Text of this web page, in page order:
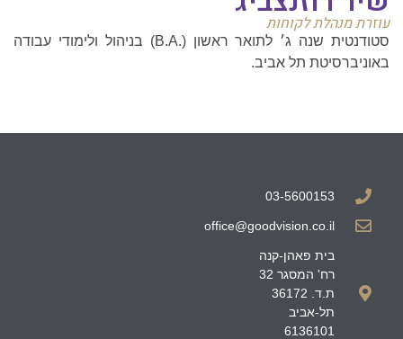
עוזרת מנהלת לקוחות
סטודנטית שנה ג׳ לתואר ראשון (.B.A) בניהול ולימודי עבודה
באוניברסיטת תל אביב.
03-5600153
office@goodvision.co.il
בית פאהן-קנה
רח' המסגר 32
ת.ד. 36172
תל-אביב
6136101